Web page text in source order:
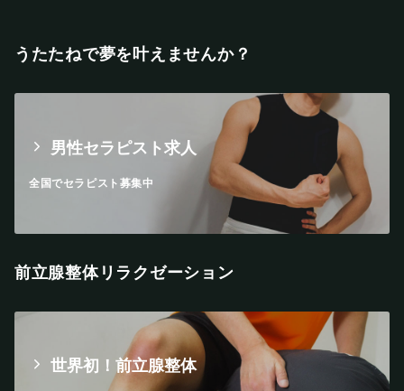
うたたねで夢を叶えませんか？
男性セラピスト求人
全国でセラピスト募集中
前立腺整体リラクゼーション
世界初！前立腺整体